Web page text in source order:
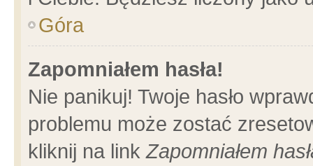
Góra
Zapomniałem hasła!
Nie panikuj! Twoje hasło
problemu może zostać
kliknij na linkZapomniałem